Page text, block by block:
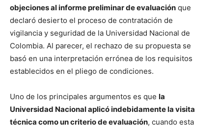
objeciones al informe preliminar de evaluación que
declaró desierto el proceso de contratación de
vigilancia y seguridad de la Universidad Nacional de
Colombia. Al parecer, el rechazo de su propuesta se
basó en una interpretación errónea de los requisitos
establecidos en el pliego de condiciones.
Uno de los principales argumentos es que la
Universidad Nacional aplicó indebidamente la visita
técnica como un criterio de evaluación, cuando esta